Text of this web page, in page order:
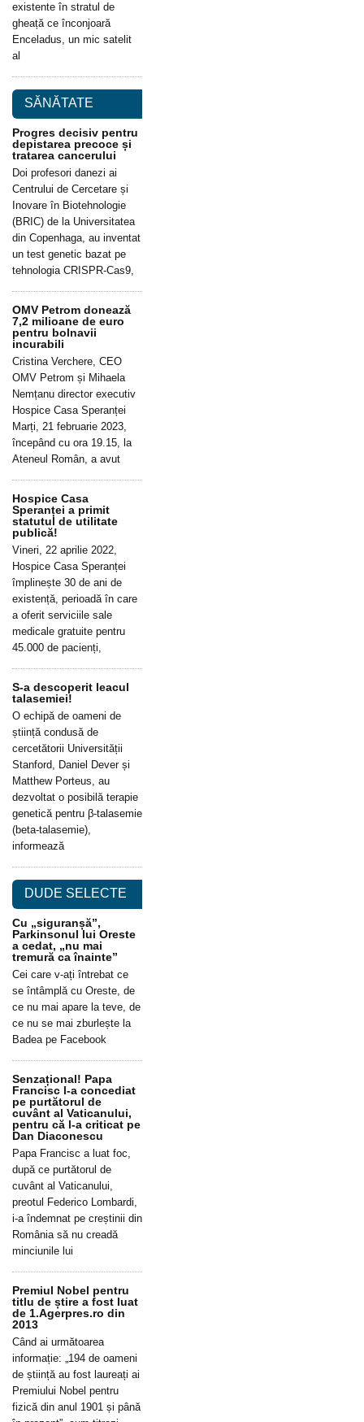
existente în stratul de
gheață ce înconjoară
Enceladus, un mic satelit
al
SĂNĂTATE
Progres decisiv pentru
depistarea precoce și
tratarea cancerului
Doi profesori danezi ai
Centrului de Cercetare și
Inovare în Biotehnologie
(BRIC) de la Universitatea
din Copenhaga, au inventat
un test genetic bazat pe
tehnologia CRISPR-Cas9,
OMV Petrom donează
7,2 milioane de euro
pentru bolnavii
incurabili
Cristina Verchere, CEO
OMV Petrom și Mihaela
Nemțanu director executiv
Hospice Casa Speranței
Marți, 21 februarie 2023,
începând cu ora 19.15, la
Ateneul Român, a avut
Hospice Casa
Speranței a primit
statutul de utilitate
publică!
Vineri, 22 aprilie 2022,
Hospice Casa Speranței
împlinește 30 de ani de
existență, perioadă în care
a oferit serviciile sale
medicale gratuite pentru
45.000 de pacienți,
S-a descoperit leacul
talasemiei!
O echipă de oameni de
știință condusă de
cercetătorii Universității
Stanford, Daniel Dever și
Matthew Porteus, au
dezvoltat o posibilă terapie
genetică pentru β-talasemie
(beta-talasemie),
informează
DUDE SELECTE
Cu „siguranșă”,
Parkinsonul lui Oreste
a cedat, „nu mai
tremură ca înainte”
Cei care v-ați întrebat ce
se întâmplă cu Oreste, de
ce nu mai apare la teve, de
ce nu se mai zburlește la
Badea pe Facebook
Senzațional! Papa
Francisc l-a concediat
pe purtătorul de
cuvânt al Vaticanului,
pentru că l-a criticat pe
Dan Diaconescu
Papa Francisc a luat foc,
după ce purtătorul de
cuvânt al Vaticanului,
preotul Federico Lombardi,
i-a îndemnat pe creștinii din
România să nu creadă
minciunile lui
Premiul Nobel pentru
titlu de știre a fost luat
de 1.Agerpres.ro din
2013
Când ai următoarea
informație: „194 de oameni
de știință au fost laureați ai
Premiului Nobel pentru
fizică din anul 1901 și până